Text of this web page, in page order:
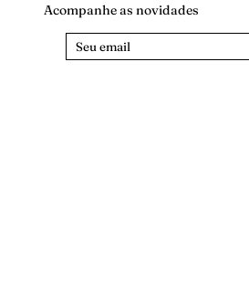
Acompanhe as novidades